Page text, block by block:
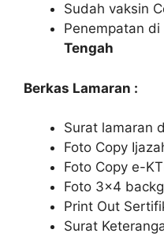
Sudah vaksin
Penempatan di
Tengah
Berkas Lamaran :
Surat lamaran
Foto Copy
Foto Copy e-
Foto 3×4
Print Out
Surat